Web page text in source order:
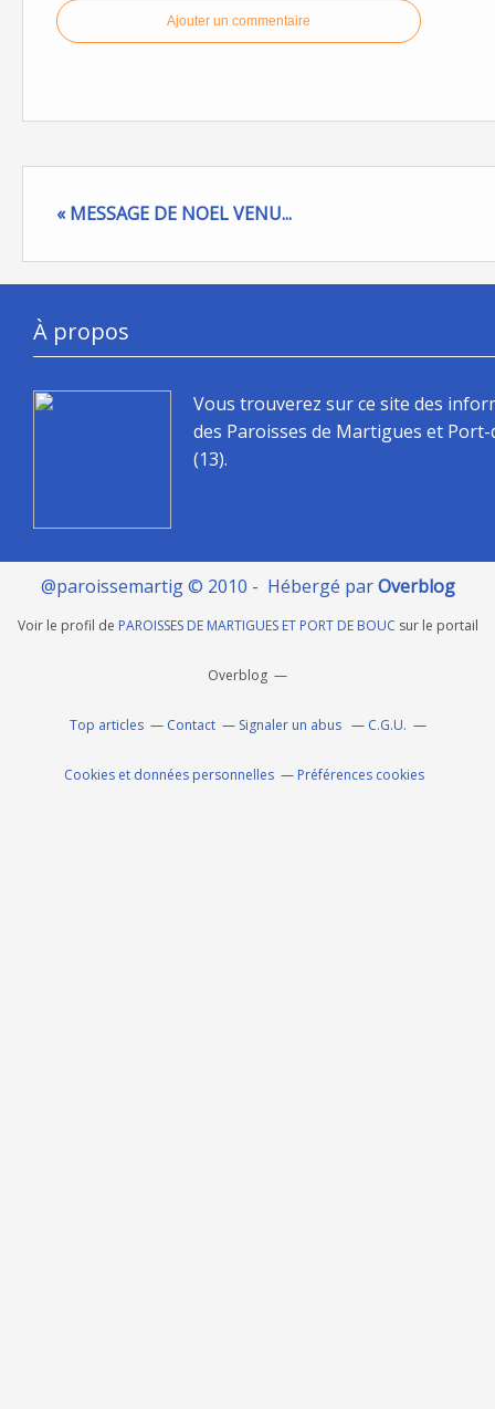
Ajouter un commentaire
« MESSAGE DE NOEL VENU...
À propos
Vous trouverez sur ce site des
des Paroisses de Martigues et
(13).
@paroissemartig © 2010 - Hébergé parOverblog
Voir le profil de PAROISSES DE MARTIGUES ET PORT DE BOUC sur le portail
Overblog
Top articles Contact Signaler un abus C.G.U.
Cookies et données personnelles Préférences cookies